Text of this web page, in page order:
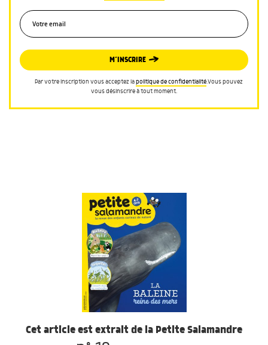
M’INSCRIRE
Par votre inscription vous acceptez lapolitique de confidentialité.Vous pouvez
vous désinscrire à tout moment.
Cet article est extrait de la Petite Salamandre